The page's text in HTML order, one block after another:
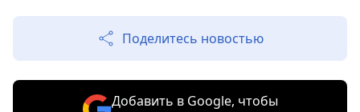
Поделитесь новостью
Добавить в Google, чтобы